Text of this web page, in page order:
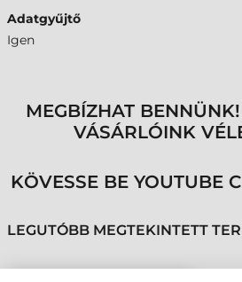
Adatgyűjtő
Igen
MEGBÍZHAT
VÁSÁRLÓINK
KÖVESSE BE YOUTUBE
LEGUTÓBB MEGTEKINTETT